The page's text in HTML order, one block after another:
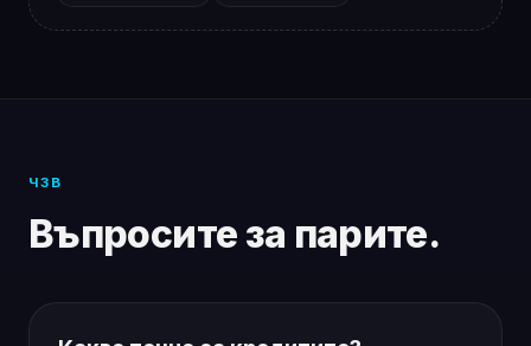
ЧЗВ
Въпросите за парите.